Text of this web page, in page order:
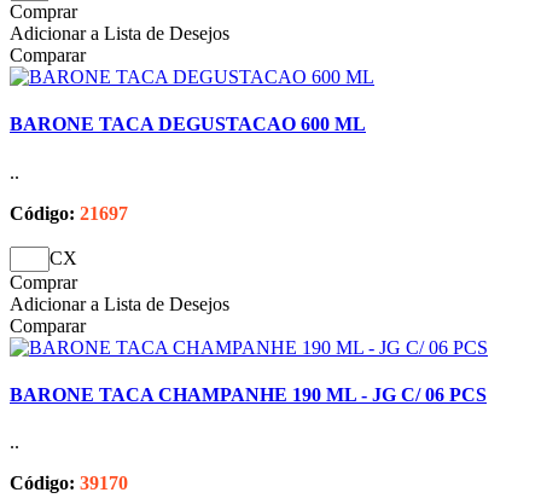
Comprar
Adicionar a Lista de Desejos
Comparar
BARONE TACA DEGUSTACAO 600 ML
..
Código: 21697
CX
Comprar
Adicionar a Lista de Desejos
Comparar
BARONE TACA CHAMPANHE 190 ML - JG C/ 06 PCS
..
Código: 39170